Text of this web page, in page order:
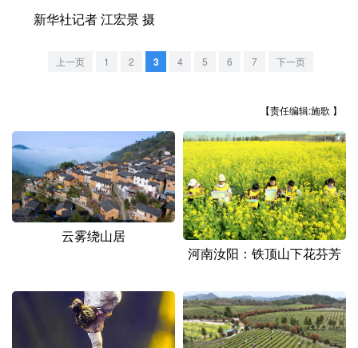
天津
辽宁 吉林 上海 江苏
山东 河南 湖北 湖南
广东 广西 海南 重庆
四川 贵州 云南 西藏
陕西 青海 宁夏
多语种频道
新华社记者 江宏景 摄
上一页 1 2 3 4 5 6 7 下一页
【责任编辑:施歌 】
云雾绕山居
河南汝阳：铁顶山下花芬芳